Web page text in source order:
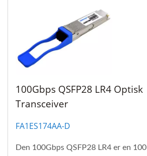
100Gbps QSFP28 LR4 Optisk
Transceiver
FA1ES174AA-D
Den 100Gbps QSFP28 LR4 er en 100